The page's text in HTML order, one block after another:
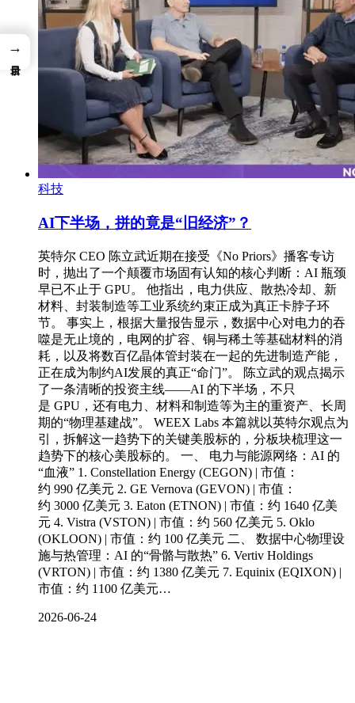
科技
AI下半场，拼的竟是“旧经济”？
英特尔 CEO 陈立武近期在接受《No Priors》播客专访
时，抛出了一个颠覆市场固有认知的核心判断：AI 瓶颈
早已不止于 GPU。 他指出，电力供应、散热冷却、新
材料、封装制造等工业系统约束正成为真正卡脖子环
节。 事实上，根据大量报告显示，数据中心对电力的吞
噬是无止境的，电网的扩容、铜与稀土等基础材料的消
耗，以及将数百亿晶体管封装在一起的先进制造产能，
正在成为制约AI发展的真正“命门”。 陈立武的观点揭示
了一条清晰的投资主线——AI 的下半场，不只
是 GPU，还有电力、材料和制造等为主的重资产、长周
期的“物理基建战”。 WEEX Labs 本篇就以英特尔观点为
引，拆解这一趋势下的关键美股标的，分板块梳理这一
趋势下的核心美股标的。 一、 电力与能源网络：AI 的
“血液” 1. Constellation Energy (CEGON) | 市值：
约 990 亿美元 2. GE Vernova (GEVON) | 市值：
约 3000 亿美元 3. Eaton (ETNON) | 市值：约 1640 亿美
元 4. Vistra (VSTON) | 市值：约 560 亿美元 5. Oklo
(OKLOON) | 市值：约 100 亿美元 二、 数据中心物理设
施与热管理：AI 的“骨骼与散热” 6. Vertiv Holdings
(VRTON) | 市值：约 1380 亿美元 7. Equinix (EQIXON) |
市值：约 1100 亿美元…
2026-06-24
→